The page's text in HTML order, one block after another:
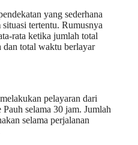
yang sederhana
tertentu. Rumusnya
rata ketika jumlah total
dan total waktu berlayar
pelayaran dari
selama 30 jam. Jumlah
selama perjalanan